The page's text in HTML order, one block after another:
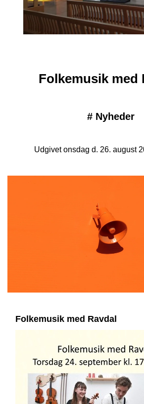
Folkemusik med
# Nyheder
Udgivet onsdag d. 26. august
Folkemusik med Ravdal